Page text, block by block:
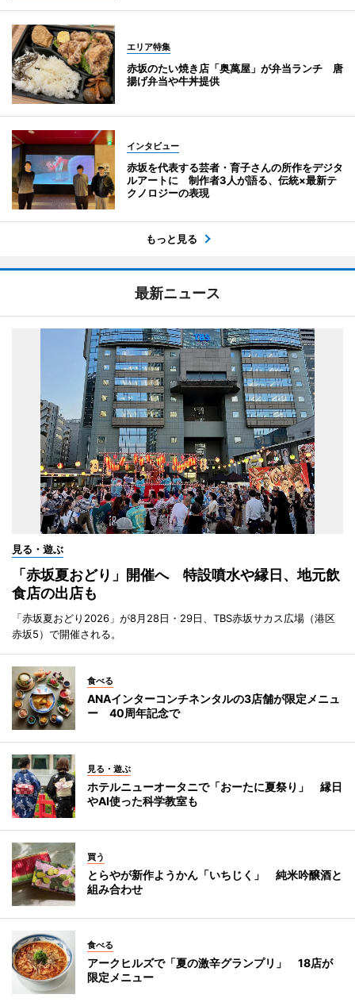
エリア特集
赤坂のたい焼き店「奥萬屋」が弁当ランチ 唐
揚げ弁当や牛丼提供
インタビュー
赤坂を代表する芸者・育子さんの所作をデジタ
ルアートに 制作者3人が語る、伝統×最新テ
クノロジーの表現
もっと見る
最新ニュース
見る・遊ぶ
「赤坂夏おどり」開催へ 特設噴水や縁日、地元飲
食店の出店も
「赤坂夏おどり2026」が8月28日・29日、TBS赤坂サカス広場（港区
赤坂5）で開催される。
食べる
ANAインターコンチネンタルの3店舗が限定メニュ
ー 40周年記念で
見る・遊ぶ
ホテルニューオータニで「おーたに夏祭り」 縁日
やAI使った科学教室も
買う
とらやが新作ようかん「いちじく」 純米吟醸酒と
組み合わせ
食べる
アークヒルズで「夏の激辛グランプリ」 18店が
限定メニュー